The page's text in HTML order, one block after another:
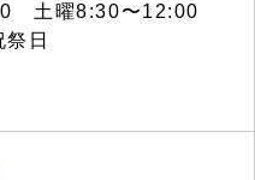
土曜8:30〜12:00
日